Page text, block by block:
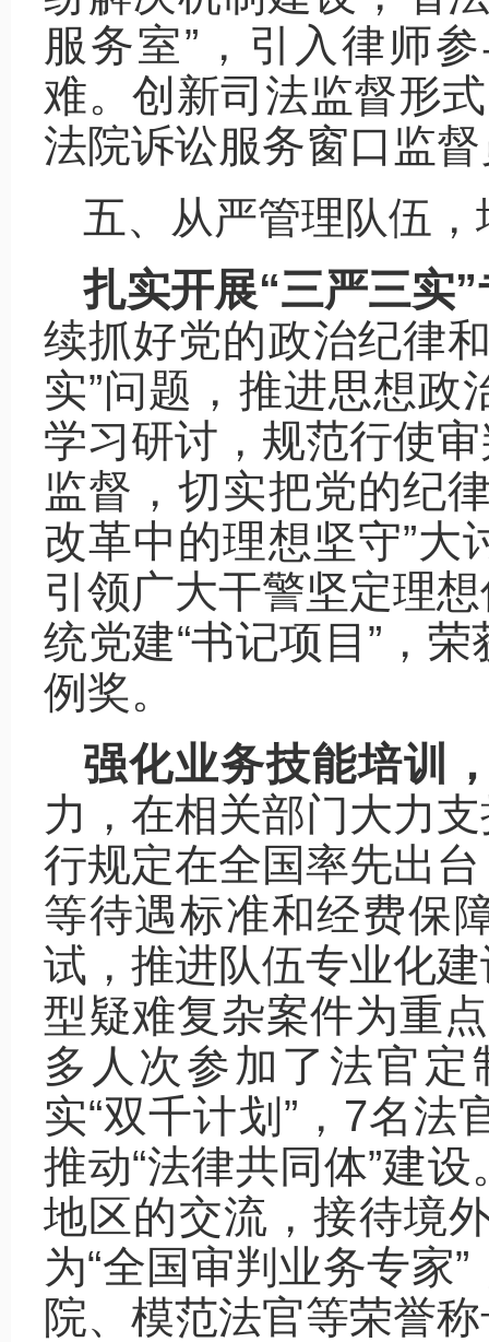
服务室”，引入律师
难。创新司法监督形
法院诉讼服务窗口监
五、从严管理队伍
扎实开展“三严三实
续抓好党的政治纪律
实”问题，推进思想政
学习研讨，规范行使
监督，切实把党的纪
改革中的理想坚守”大
引领广大干警坚定理
统党建“书记项目”，
例奖。
强化业务技能培训
力，在相关部门大力
行规定在全国率先出
等待遇标准和经费保
试，推进队伍专业化
型疑难复杂案件为重
多人次参加了法官
实“双千计划”，7名
推动“法律共同体”建
地区的交流，接待境
为“全国审判业务专家
院、模范法官等荣誉